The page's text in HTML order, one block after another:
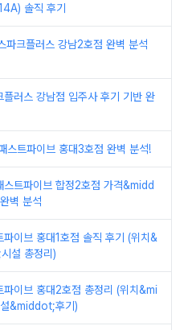
솔직 후기
파크플러스 강남2호점 완벽 분석
러스 강남점 입주사 후기 기반 완
스트파이브 홍대3호점 완벽 분석!
스트파이브 합정2호점 가격&midd
벽 분석
이브 홍대1호점 솔직 후기 (위치&
설 총정리)
파이브 홍대2호점 총정리 (위치&mi
&middot;후기)